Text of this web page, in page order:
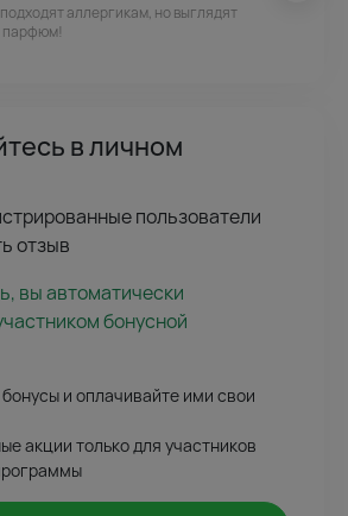
аллергикам, но выглядят
парфюм!
в личном
пользователи
отзыв
вы автоматически
бонусной
и оплачивайте ими свои
акции только для участников